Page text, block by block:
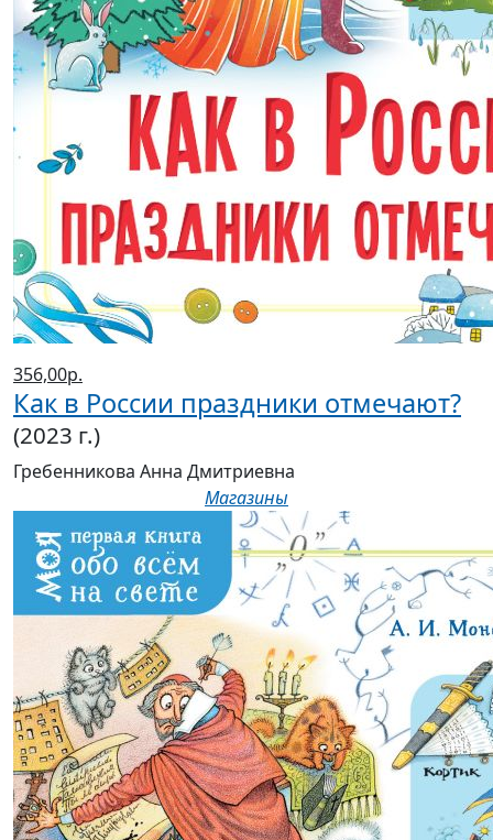
356,00р.
Как в России праздники отмечают?
(2023 г.)
Гребенникова Анна Дмитриевна
Магазины